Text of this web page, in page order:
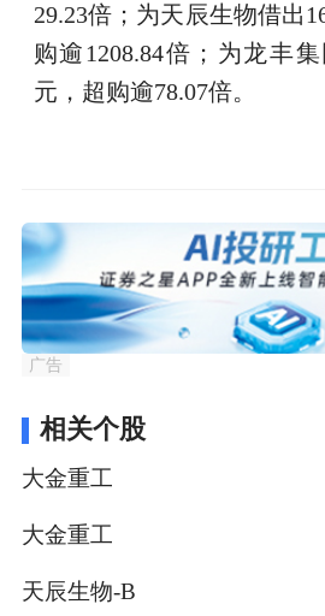
29.23倍；为天辰生物借出
购逾1208.84倍；为龙丰
元，超购逾78.07倍。
广告
相关个股
大金重工
大金重工
天辰生物-B